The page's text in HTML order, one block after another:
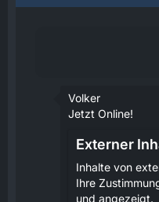
Volker
Jetzt Online!
Externer
Inhalte von
Ihre
und angezeigt.